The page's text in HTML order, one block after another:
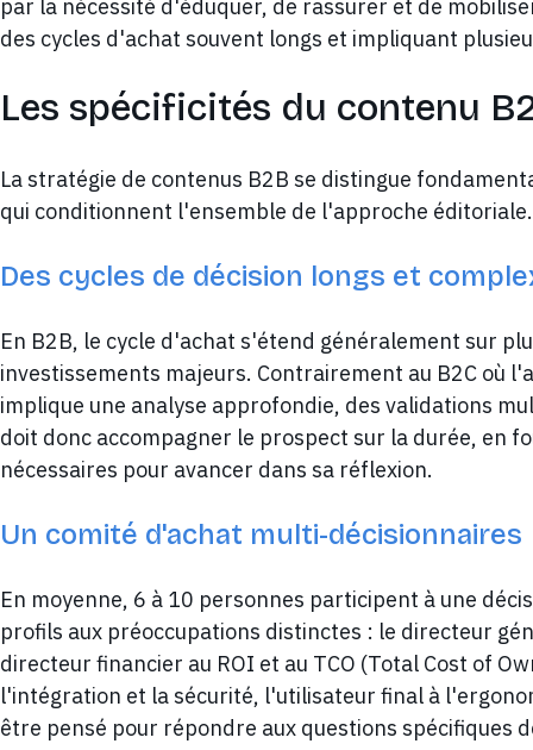
par la nécessité d'éduquer, de rassurer et de
des cycles d'achat souvent longs et impliquant
Les spécificités du contenu
La stratégie de contenus B2B se distingue
qui conditionnent l'ensemble de l'approche éditoriale.
Des cycles de décision longs et
En B2B, le cycle d'achat s'étend généralement sur
investissements majeurs. Contrairement au B2C où
implique une analyse approfondie, des validations
doit donc accompagner le prospect sur la durée, en
nécessaires pour avancer dans sa réflexion.
Un comité d'achat multi-décisionnaires
En moyenne, 6 à 10 personnes participent à une
profils aux préoccupations distinctes : le directeur
directeur financier au ROI et au TCO (Total Cost of
l'intégration et la sécurité, l'utilisateur final à
être pensé pour répondre aux questions spécifiques